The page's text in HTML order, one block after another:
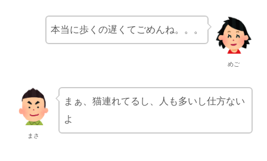
めご
本当に歩くの遅くてごめんね。。。
まさ
まぁ、猫連れてるし、人も多いし仕方ない
よ